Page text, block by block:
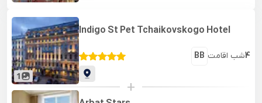
1
Indigo St Pet Tchaikovskogo Hotel
BB شب اقامت4
+